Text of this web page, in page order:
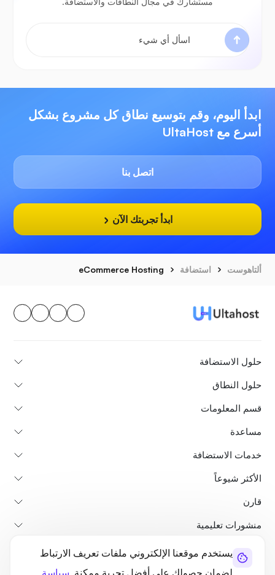
يستخدم موقعنا الإلكتروني ملفات تعريف الارتباط
لضمان حصولك على أفضل تجربة ممكنة. سياسة
ابدأ اليوم، وقم بتوسيع نطاق كل مشروع بشكل
أسرع مع UltaHost
اتصل بنا
ابدأ تجربتك الآن
ألتاهوست استضافة eCommerce Hosting
حلول الاستضافة
حلول النطاق
قسم المعلومات
مساعدة
خدمات الاستضافة
الأكثر شيوعاً
قارن
منشورات تعليمية
من نحن